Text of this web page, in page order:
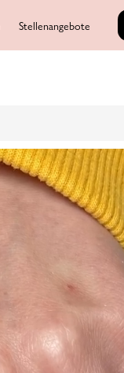
Stellenangebote